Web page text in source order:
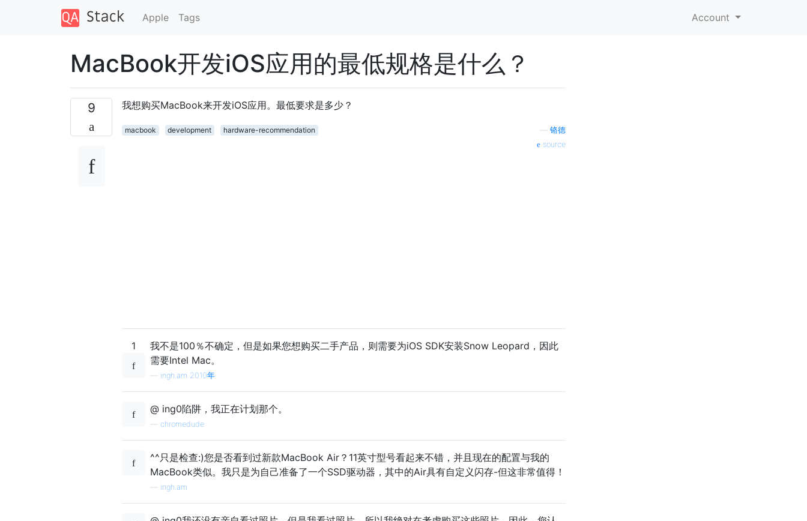
Apple Tags Account
MacBook开发iOS应用的最低规格是什么？
9 我想购买MacBook来开发iOS应用。最低要求是多少？
macbook development hardware-recommendation
铬德
source
1
我不是100％不确定，但是如果您想购买二手产品，则需要为iOS SDK安装Snow Leopard，因此
需要Intel Mac。
ingh.am 2010年
@ ing0陷阱，我正在计划那个。
chromedude
^^只是检查:)您是否看到过新款MacBook Air？11英寸型号看起来不错，并且现在的配置与我的
MacBook类似。我只是为自己准备了一个SSD驱动器，其中的Air具有自定义闪存-但这非常值得！
ingh.am